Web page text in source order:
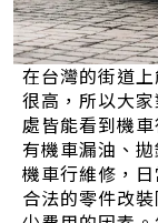
在台灣的街道
很高，所以大
處皆能看到機
有機車漏油、
機車行維修，
合法的零件改